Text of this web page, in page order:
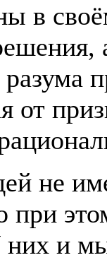
в
от
не
при
них и